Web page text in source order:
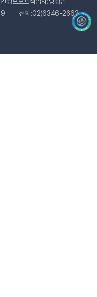
됩니다. 따라서 자동 발송
며, 모두 ‘환불 완료’ 케이
두에서 교환·반품 알림톡
족도는 한 단계 끌어올릴
전화:02)6346-2662